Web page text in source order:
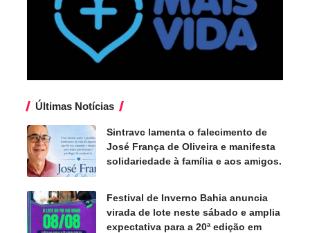
Últimas Notícias
Sintravc lamenta o falecimento de
José França de Oliveira e manifesta
solidariedade à família e aos amigos.
Festival de Inverno Bahia anuncia
virada de lote neste sábado e amplia
expectativa para a 20ª edição em